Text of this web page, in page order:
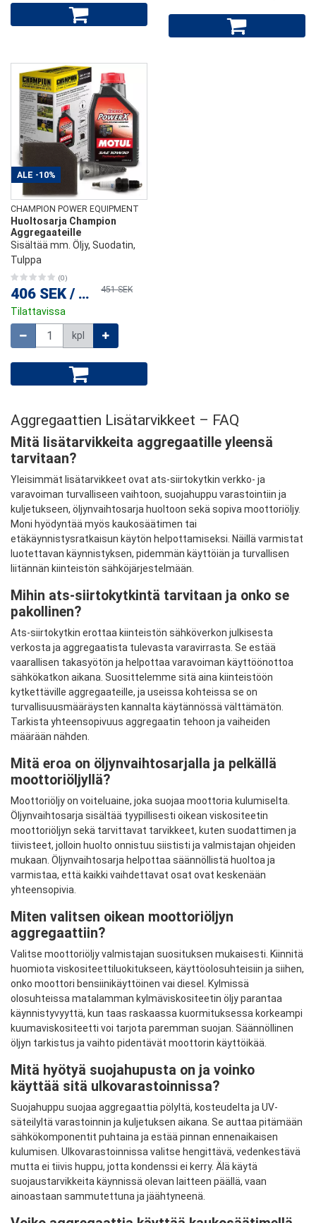
ALE -10%
CHAMPION POWER EQUIPMENT
Huoltosarja Champion
Aggregaateille
Sisältää mm. Öljy, Suodatin,
Tulppa
(0)
406 SEK / kpl 451 SEK
Tilattavissa
kpl
Aggregaattien Lisätarvikkeet – FAQ
Mitä lisätarvikkeita aggregaatille yleensä
tarvitaan?
Yleisimmät lisätarvikkeet ovat ats-siirtokytkin verkko- ja
varavoiman turvalliseen vaihtoon, suojahuppu varastointiin ja
kuljetukseen, öljynvaihtosarja huoltoon sekä sopiva moottoriöljy.
Moni hyödyntää myös kaukosäätimen tai
etäkäynnistysratkaisun käytön helpottamiseksi. Näillä varmistat
luotettavan käynnistyksen, pidemmän käyttöiän ja turvallisen
liitännän kiinteistön sähköjärjestelmään.
Mihin ats-siirtokytkintä tarvitaan ja onko se
pakollinen?
Ats-siirtokytkin erottaa kiinteistön sähköverkon julkisesta
verkosta ja aggregaatista tulevasta varavirrasta. Se estää
vaarallisen takasyötön ja helpottaa varavoiman käyttöönottoa
sähkökatkon aikana. Suosittelemme sitä aina kiinteistöön
kytkettäville aggregaateille, ja useissa kohteissa se on
turvallisuusmääräysten kannalta käytännössä välttämätön.
Tarkista yhteensopivuus aggregaatin tehoon ja vaiheiden
määrään nähden.
Mitä eroa on öljynvaihtosarjalla ja pelkällä
moottoriöljyllä?
Moottoriöljy on voiteluaine, joka suojaa moottoria kulumiselta.
Öljynvaihtosarja sisältää tyypillisesti oikean viskositeetin
moottoriöljyn sekä tarvittavat tarvikkeet, kuten suodattimen ja
tiivisteet, jolloin huolto onnistuu siististi ja valmistajan ohjeiden
mukaan. Öljynvaihtosarja helpottaa säännöllistä huoltoa ja
varmistaa, että kaikki vaihdettavat osat ovat keskenään
yhteensopivia.
Miten valitsen oikean moottoriöljyn
aggregaattiin?
Valitse moottoriöljy valmistajan suosituksen mukaisesti. Kiinnitä
huomiota viskositeettiluokitukseen, käyttöolosuhteisiin ja siihen,
onko moottori bensiinikäyttöinen vai diesel. Kylmissä
olosuhteissa matalamman kylmäviskositeetin öljy parantaa
käynnistyvyyttä, kun taas raskaassa kuormituksessa korkeampi
kuumaviskositeetti voi tarjota paremman suojan. Säännöllinen
öljyn tarkistus ja vaihto pidentävät moottorin käyttöikää.
Mitä hyötyä suojahupusta on ja voinko
käyttää sitä ulkovarastoinnissa?
Suojahuppu suojaa aggregaattia pölyltä, kosteudelta ja UV-
säteilyltä varastoinnin ja kuljetuksen aikana. Se auttaa pitämään
sähkökomponentit puhtaina ja estää pinnan ennenaikaisen
kulumisen. Ulkovarastoinnissa valitse hengittävä, vedenkestävä
mutta ei tiivis huppu, jotta kondenssi ei kerry. Älä käytä
suojaustarvikkeita käynnissä olevan laitteen päällä, vaan
ainoastaan sammutettuna ja jäähtyneenä.